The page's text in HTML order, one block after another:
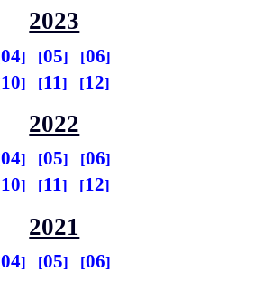
2023
04 05
06
10 11 12
2022
04 05
06
10 11 12
2021
04 05
06